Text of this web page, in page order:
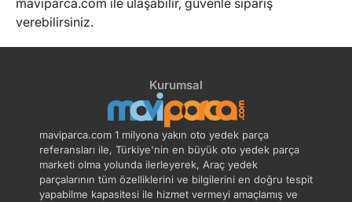
verebilirsiniz.
Kurumsal
maviparca.com 1 milyona yakın oto yedek parça
referansları ile, Türkiye'nin en büyük oto yedek parça
marketi olma yolunda ilerleyerek, Araç yedek
parçalarının tüm özelliklerini ve bilgilerini en doğru tespit
yapabilme kapasitesi ile hizmet vermeyi amaçlamış ve